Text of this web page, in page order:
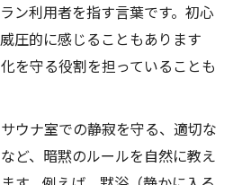
ン利用者を指す言葉です。初心
圧的に感じることもあります
を守る役割を担っていることも
ウナ室での静寂を守る、適切な
ど、暗黙のルールを自然に教え